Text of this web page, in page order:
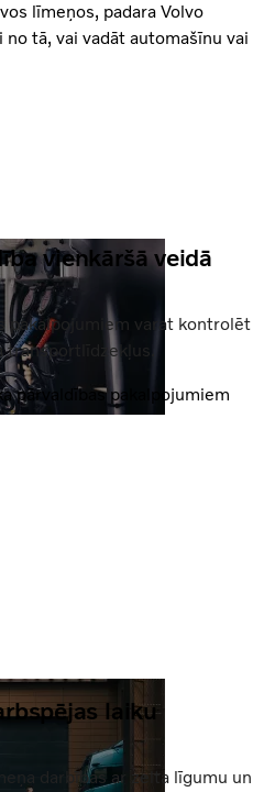
līmeņos, padara Volvo
tā, vai vadāt automašīnu vai
vienkāršā veidā
pakalpojumiem varat kontrolēt
transportlīdzekļus.
pārvaldības pakalpojumiem
laiku
darbības ar zelta līgumu un